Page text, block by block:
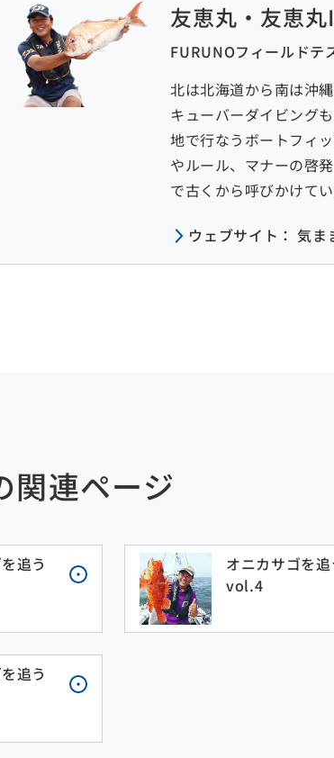
友恵丸・友恵
FURUNOフィールドテ
北は北海道から南は沖
キューバーダイビング
地で行なうボートフィ
やルール、マナーの啓
で古くから呼びかけて
ウェブサイト： 気ま
関連ページ
追う
オニカサゴを追
vol.4
追う